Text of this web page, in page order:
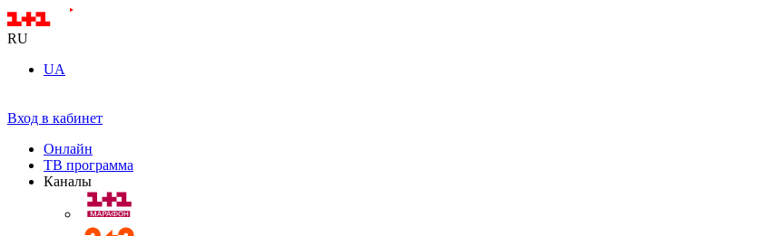
RU
UA
Вход в кабинет
Онлайн
ТВ программа
Каналы